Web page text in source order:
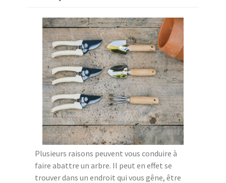
Plusieurs raisons peuvent vous conduire à
faire abattre un arbre. Il peut en effet se
trouver dans un endroit qui vous gêne, être